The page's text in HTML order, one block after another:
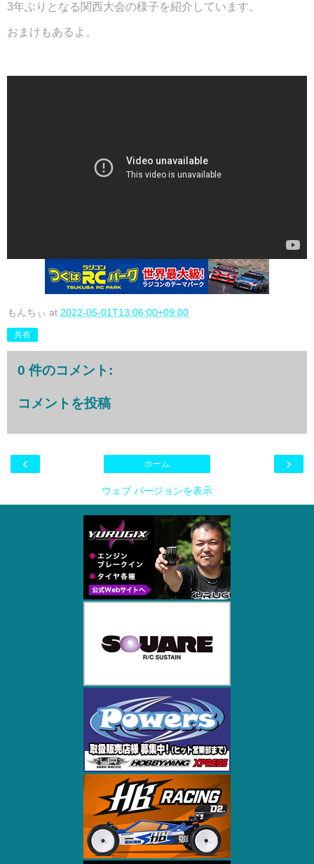
3年ぶりとなる関西大会の様子を紹介しています。
おまけもあるよ。
もんちぃ at 2022-05-01T13:06:00+09:00
共有
0 件のコメント:
コメントを投稿
‹ ›
ホーム
ウェブ バージョンを表示